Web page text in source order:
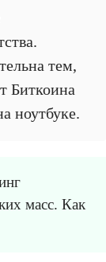
тем,
Биткоина
ноутбуке.
масс. Как